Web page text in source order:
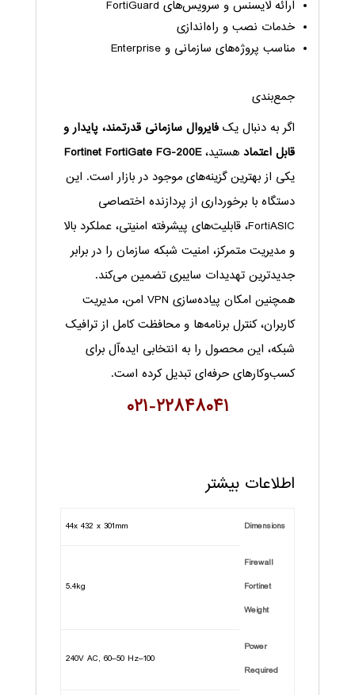
ارائه لایسنس و سرویس‌های FortiGuard
خدمات نصب و راه‌اندازی
مناسب پروژه‌های سازمانی و Enterprise
جمع‌بندی
اگر به دنبال یک فایروال سازمانی قدرتمند، پایدار و
قابل اعتمادهستید،Fortinet FortiGate FG-200E
یکی از بهترین گزینه‌های موجود در بازار است. این
دستگاه با برخورداری از پردازنده اختصاصی
FortiASIC، قابلیت‌های پیشرفته امنیتی، عملکرد بالا
و مدیریت متمرکز، امنیت شبکه سازمان را در برابر
جدیدترین تهدیدات سایبری تضمین می‌کند.
همچنین امکان پیاده‌سازی VPN امن، مدیریت
کاربران، کنترل برنامه‌ها و محافظت کامل از ترافیک
شبکه، این محصول را به انتخابی ایده‌آل برای
کسب‌وکارهای حرفه‌ای تبدیل کرده است.
۰۲۱-۲۲۸۴۸۰۴۱
اطلاعات بیشتر
Dimensions
44x 432 x 301mm
Firewall
Fortinet
Weight
5.4kg
Power
Required
100–240V AC, 60–50 Hz